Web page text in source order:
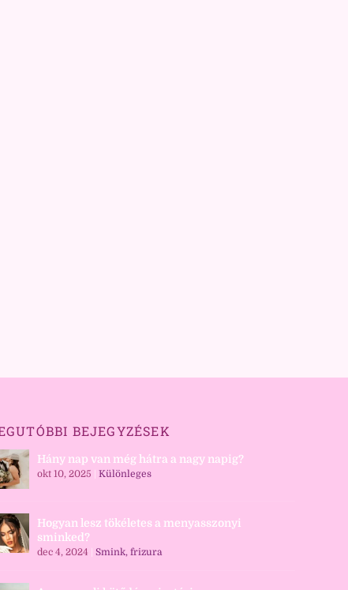
BEJEGYZÉSEK
Hány nap van még hátra a nagy napig?
okt 10, 2025 Különleges
Hogyan lesz tökéletes a menyasszonyi
sminked?
dec 4, 2024 Smink, frizura